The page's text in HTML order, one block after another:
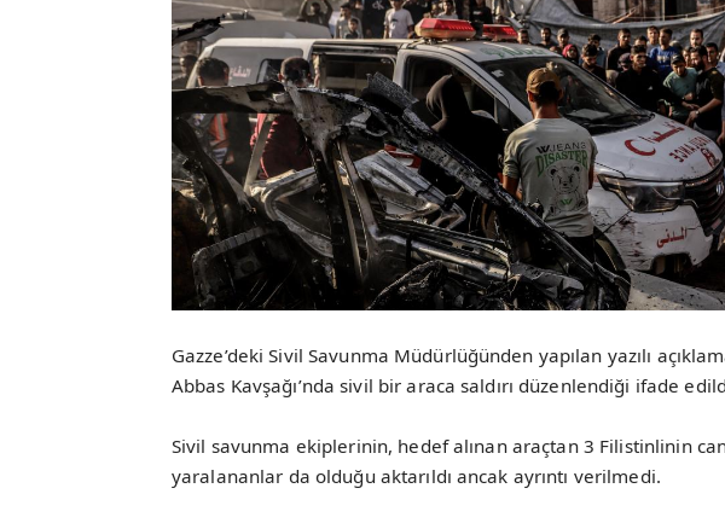
Gazze’deki Sivil Savunma Müdürlüğünden yapılan yazılı
Abbas Kavşağı’nda sivil bir araca saldırı düzenlendiği ifade
Sivil savunma ekiplerinin, hedef alınan araçtan 3 Filistinlinin
yaralananlar da olduğu aktarıldı ancak ayrıntı verilmedi.